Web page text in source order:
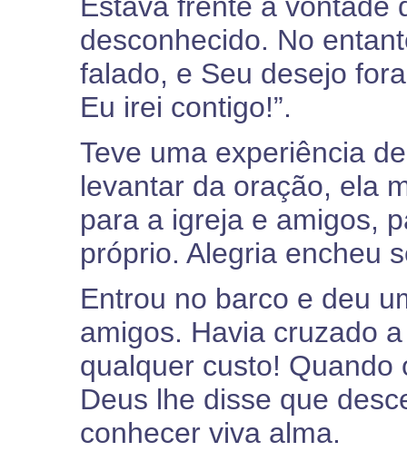
Estava frente à vontade
desconhecido. No
falado, e Seu desejo
Eu irei contigo!”.
Teve uma experiência
levantar da oração, ela
para a igreja e amigos,
próprio. Alegria encheu
Entrou no barco e deu
amigos. Havia cruzado
qualquer custo!
Deus lhe disse que
conhecer viva alma.